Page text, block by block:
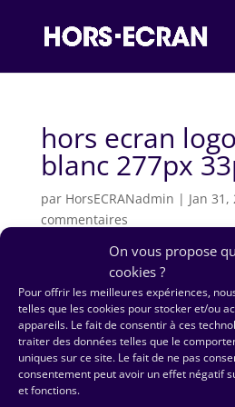
On vous propose
cookies ?
Pour offrir les meilleures expériences,
telles que les cookies pour stocker et/ou
appareils. Le fait de consentir à ces
traiter des données telles que le
uniques sur ce site. Le fait de ne pas
consentement peut avoir un effet négatif
et fonctions.
hors ecran
blanc 277px
par HorsECRANadmin | Jan 31,
commentaires